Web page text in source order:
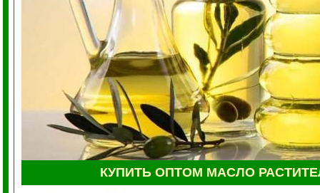
КУПИТЬ ОПТОМ МАСЛО